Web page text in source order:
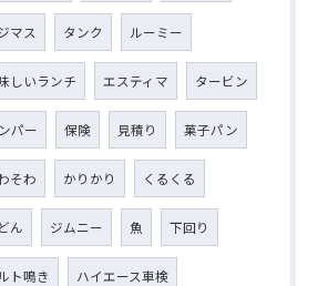
マス タンク ルーミー
しいランチ エスティマ タービン
パー 保険 見積り 菓子パン
そわ かりかり くるくる
ん ジムニー 魚 下回り
ト鳴き ハイエース車検